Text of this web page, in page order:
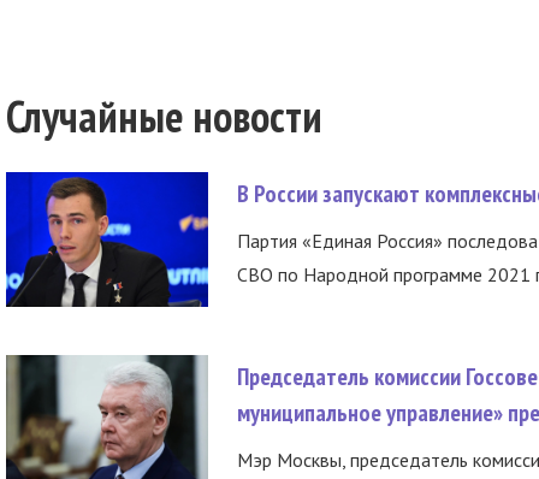
Случайные новости
В России запускают
Партия «Единая Россия»
СВО по Народной программе 2021
Председатель комиссии
муниципальное управление»
Мэр Москвы, председатель